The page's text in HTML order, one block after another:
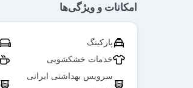
امکانات و ویژگی‌ها
پارکینگ
خدمات خشکشویی
سرویس بهداشتی ایرانی